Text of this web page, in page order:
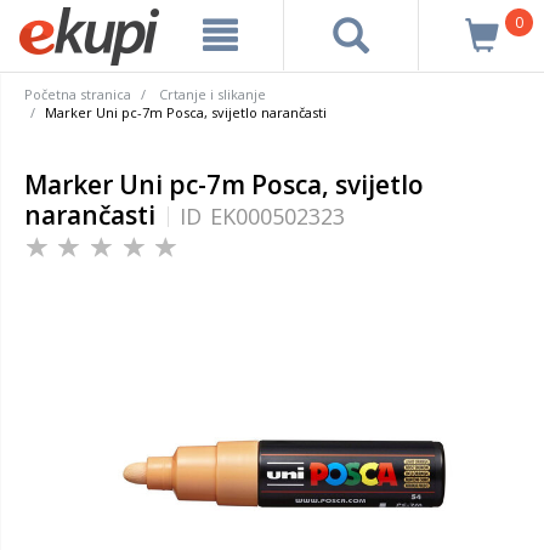
0
Početna stranica
Crtanje i slikanje
Marker Uni pc-7m Posca, svijetlo narančasti
Marker Uni pc-7m Posca, svijetlo
narančasti
ID EK000502323